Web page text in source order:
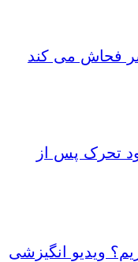
تحرک پس از
ویدیو انگیزشی